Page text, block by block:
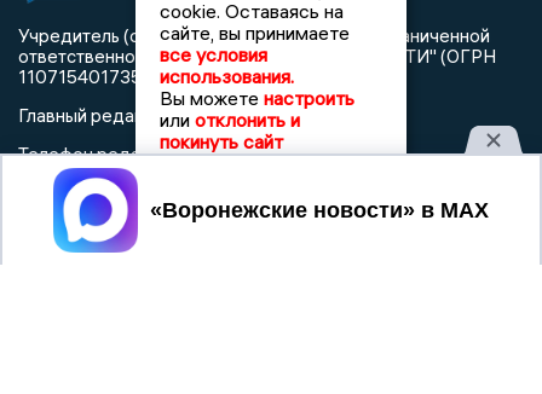
Учредитель (соучредители): Общество с ограниченной
ответственностью "РЕГИОНАЛЬНЫЕ НОВОСТИ" (ОГРН
1107154017354)
Главный редактор: Пирогов А.А.
Телефон редакции: +7 (473) 262 77 92
Электронная почта редакции:
Регистрационный номер: серия Эл № ФС 77 - 75880 от 13
июня 2019г. согласно выписке из реестра
зарегистрированных средств массовой информации
cookie. Оставаясь на
сайте, вы принимаете
все условия
использования.
Вы можете настроить
или отклонить и
покинуть сайт
Принять